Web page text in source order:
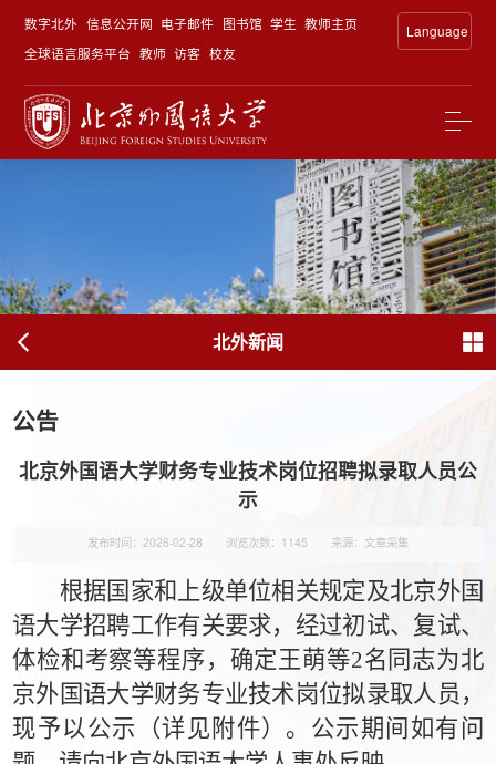
数字北外 信息公开网 电子邮件 图书馆 学生 教师主页
全球语言服务平台 教师 访客 校友
Language
北外新闻
公告
北京外国语大学财务专业技术岗位招聘拟录取人员公
示
发布时间：2026-02-28 浏览次数： 1145 来源：文章采集
根据国家和上级单位相关规定及北京外国
语大学招聘工作有关要求，经过初试、复试、
体检和考察等程序，确定王萌等2名同志为北
京外国语大学财务专业技术岗位拟录取人员，
现予以公示（详见附件）。公示期间如有问